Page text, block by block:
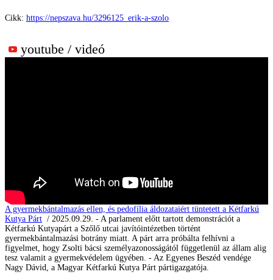
Cikk: https://nepszava.hu/3296125_erik-a-szolo
youtube / videó
A gyermekbántalmazás ellen, és pedofília áldozataiért tüntetett a Kétfarkú
Kutya Párt / 2025.09.29. - A parlament előtt tartott demonstrációt a
Kétfarkú Kutyapárt a Szőlő utcai javítóintézetben történt
gyermekbántalmazási botrány miatt. A párt arra próbálta felhívni a
figyelmet, hogy Zsolti bácsi személyazonosságától függetlenül az állam alig
tesz valamit a gyermekvédelem ügyében. - Az Egyenes Beszéd vendége
Nagy Dávid, a Magyar Kétfarkú Kutya Párt pártigazgatója.